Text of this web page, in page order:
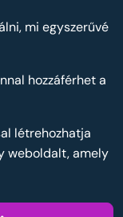
mi egyszerűvé
hozzáférhet a
létrehozhatja
weboldalt, amely